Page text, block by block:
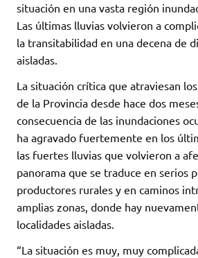
situación en una vasta región
Las últimas lluvias volvieron a
la transitabilidad en una decena de
aisladas.
La situación crítica que atraviesan
de la Provincia desde hace dos
consecuencia de las inundaciones
ha agravado fuertemente en los
las fuertes lluvias que volvieron a
panorama que se traduce en serios
productores rurales y en caminos
amplias zonas, donde hay
localidades aisladas.
“La situación es muy, muy